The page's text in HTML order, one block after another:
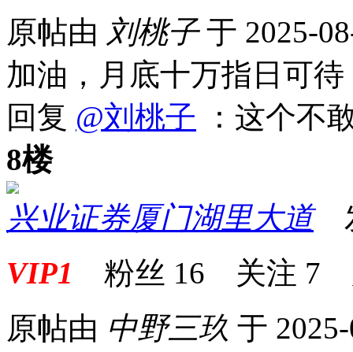
原帖由 刘桃子于 2025-
加油，月底十万指日可待
回复 @刘桃子 ：这个不
8楼
兴业证券厦门湖里大道
VIP1 粉丝 16 关注 7
原帖由 中野三玖 于